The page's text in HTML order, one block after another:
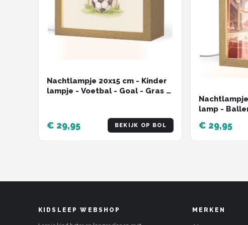
Nachtlampje 20x15 cm - Kinder
lampje - Voetbal - Goal - Gras -
kinderen - Kinderlampje
stopcontact - Wandlamp
babykamer - Nachtlampjes
€ 29,95 BEKIJK OP BOL
lamp -
- Kinderen
lamp -
€ 29,95
KIDSLEEP WEBSHOP MERKEN